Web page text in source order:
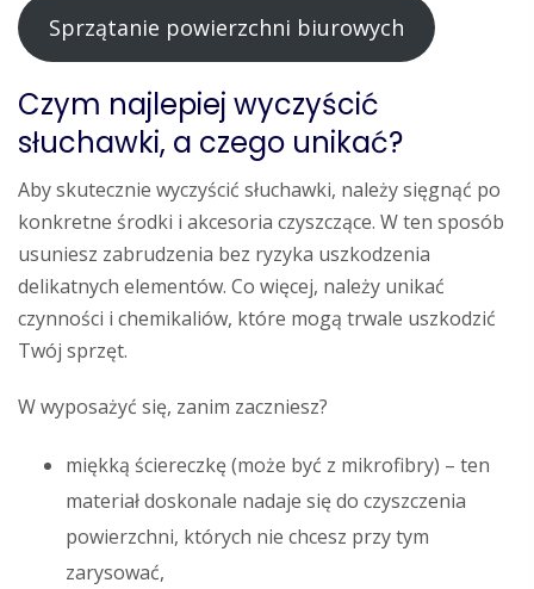
Sprzątanie powierzchni biurowych
Czym najlepiej wyczyścić
słuchawki, a czego unikać?
Aby skutecznie wyczyścić słuchawki, należy sięgnąć po
konkretne środki i akcesoria czyszczące. W ten sposób
usuniesz zabrudzenia bez ryzyka uszkodzenia
delikatnych elementów. Co więcej, należy unikać
czynności i chemikaliów, które mogą trwale uszkodzić
Twój sprzęt.
W wyposażyć się, zanim zaczniesz?
miękką ściereczkę (może być z mikrofibry) – ten
materiał doskonale nadaje się do czyszczenia
powierzchni, których nie chcesz przy tym
zarysować,